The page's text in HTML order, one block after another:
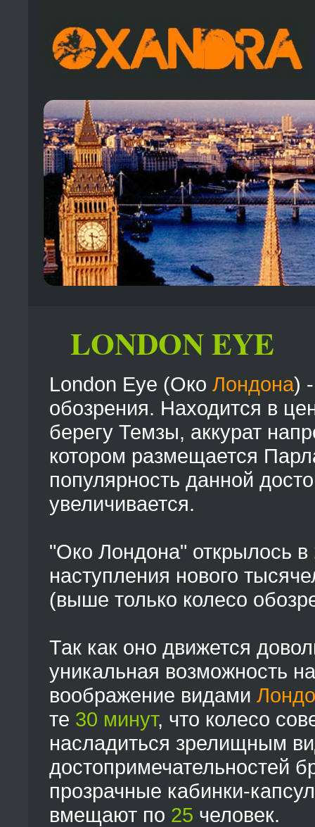
LONDON EYE
London Eye (Око Лондона)
обозрения. Hаходится в
берегу Темзы, аккурат
котором размещается
популярность данной
увеличивается.
"Око Лондона" открылось в
наступления нового
(выше только колесо
Так как оно движется
уникальная возможность
воображение видами
те 30 минут, что колесо
насладиться зрелищным
достопримечательностей
прозрачные кабинки-
вмещают по 25 человек.